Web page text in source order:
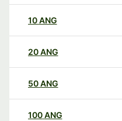
10ANG
20ANG
50ANG
100ANG